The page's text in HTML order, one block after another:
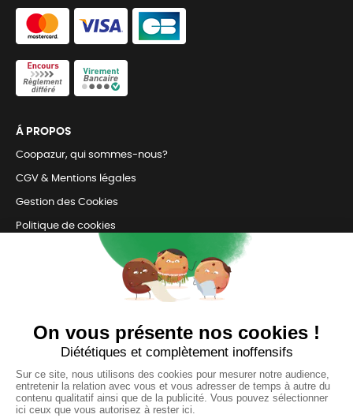
Á PROPOS
Coopazur, qui sommes-nous?
CGV & Mentions légales
Gestion des Cookies
Politique de cookies
Retrait en magasin et livraison
TOUJOURS Á VOS CÔTÉS
Nous sommes connectés
pour répondre à tous vos besoins